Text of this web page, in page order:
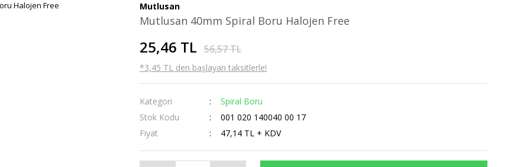
Mutlusan
Mutlusan 40mm Spiral Boru Halojen Free
25,46 TL 56,57 TL
*3,45 TL den başlayan taksitlerle!
Kategori
Spiral Boru
Stok Kodu
001 020 140040 00 17
Fiyat
47,14 TL + KDV